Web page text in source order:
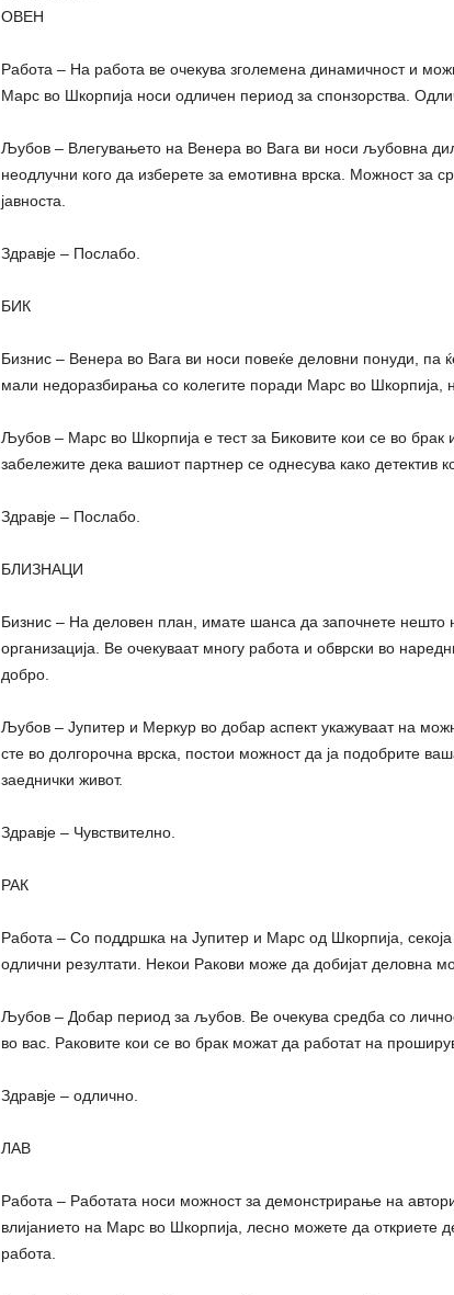
ОВЕН
Работа – На работа ве очекува зголемена динамичност и
Марс во Шкорпија носи одличен период за спонзорства.
Љубов – Влегувањето на Венера во Вага ви носи љубовна
неодлучни кого да изберете за емотивна врска. Можност за
јавноста.
Здравје – Послабо.
БИК
Бизнис – Венера во Вага ви носи повеќе деловни понуди, па
мали недоразбирања со колегите поради Марс во Шкорпија,
Љубов – Марс во Шкорпија е тест за Биковите кои се во брак
забележите дека вашиот партнер се однесува како детектив
Здравје – Послабо.
БЛИЗНАЦИ
Бизнис – На деловен план, имате шанса да започнете нешто
организација. Ве очекуваат многу работа и обврски во
добро.
Љубов – Јупитер и Меркур во добар аспект укажуваат на
сте во долгорочна врска, постои можност да ја подобрите
заеднички живот.
Здравје – Чувствително.
РАК
Работа – Со поддршка на Јупитер и Марс од Шкорпија,
одлични резултати. Некои Ракови може да добијат деловна
Љубов – Добар период за љубов. Ве очекува средба со
во вас. Раковите кои се во брак можат да работат на
Здравје – одлично.
ЛАВ
Работа – Работата носи можност за демонстрирање на
влијанието на Марс во Шкорпија, лесно можете да откриете
работа.